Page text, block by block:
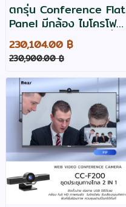
ตกรุ่น Conference Flat
Panel มีกล้อง ไมโครโฟน
ภายใน ขนาด 75 นิ้ว ยี่ห้อ
Maxhub รุ่น MXH-
C75FA
230,104.00 ฿
230,900.00 ฿